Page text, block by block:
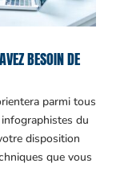
BESOIN DE
parmi tous
du
disposition
que vous